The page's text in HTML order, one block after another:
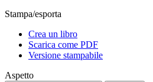
Stampa/esporta
Crea un libro
Scarica come PDF
Versione stampabile
Aspetto